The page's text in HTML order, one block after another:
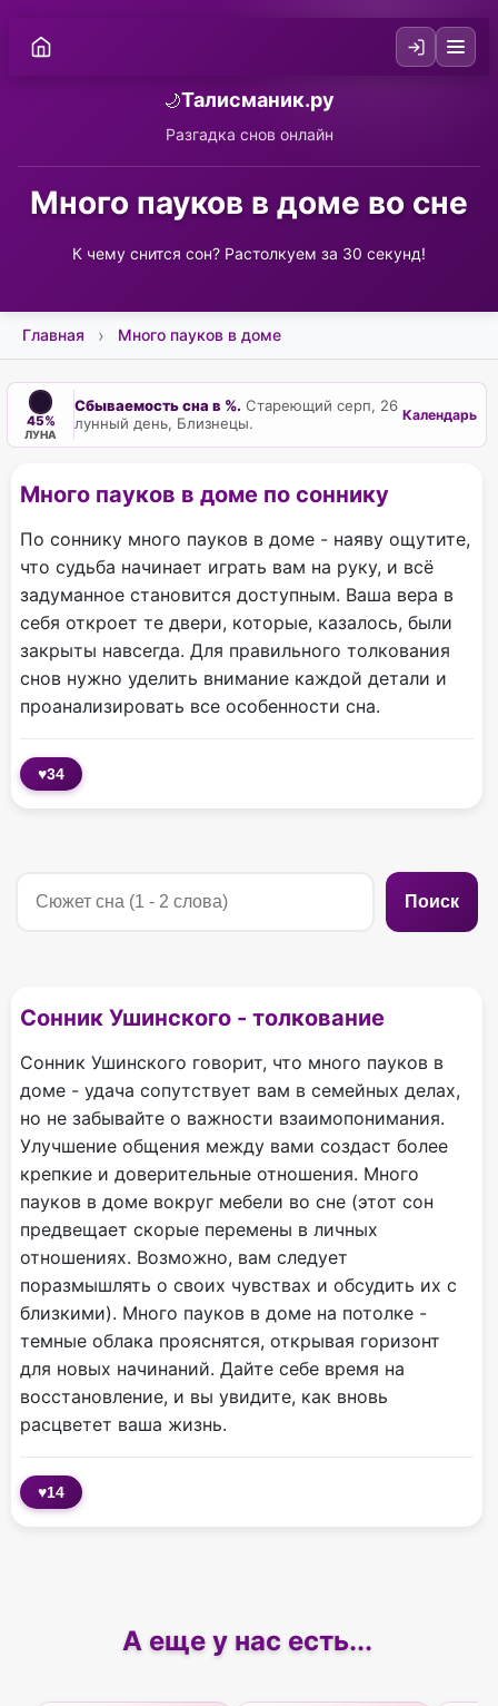
🌙Талисманик.ру
Разгадка снов онлайн
Много пауков в доме во сне
К чему снится сон? Растолкуем за 30 секунд!
Главная Много пауков в доме
45%
ЛУНА
Сбываемость сна в %. Стареющий серп, 26
лунный день, Близнецы.
Календарь
Много пауков в доме по соннику
По соннику много пауков в доме - наяву ощутите,
что судьба начинает играть вам на руку, и всё
задуманное становится доступным. Ваша вера в
себя откроет те двери, которые, казалось, были
закрыты навсегда. Для правильного толкования
снов нужно уделить внимание каждой детали и
проанализировать все особенности сна.
♥34
Поиск
Сонник Ушинского - толкование
Сонник Ушинского говорит, что много пауков в
доме - удача сопутствует вам в семейных делах,
но не забывайте о важности взаимопонимания.
Улучшение общения между вами создаст более
крепкие и доверительные отношения. Много
пауков в доме вокруг мебели во сне (этот сон
предвещает скорые перемены в личных
отношениях. Возможно, вам следует
поразмышлять о своих чувствах и обсудить их с
близкими). Много пауков в доме на потолке -
темные облака прояснятся, открывая горизонт
для новых начинаний. Дайте себе время на
восстановление, и вы увидите, как вновь
расцветет ваша жизнь.
♥14
А еще у нас есть...